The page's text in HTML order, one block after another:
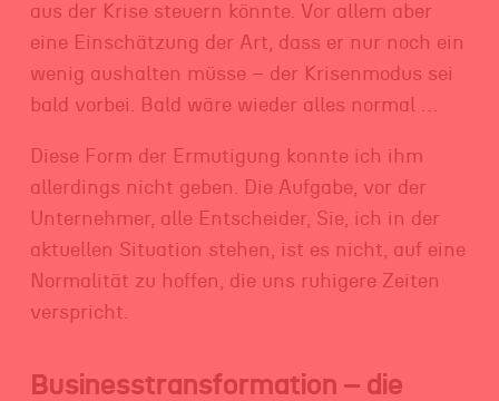
aus der Krise steuern könnte. Vor allem aber
eine Einschätzung der Art, dass er nur noch ein
wenig aushalten müsse – der Krisenmodus sei
bald vorbei. Bald wäre wieder alles normal …
Diese Form der Ermutigung konnte ich ihm
allerdings nicht geben. Die Aufgabe, vor der
Unternehmer, alle Entscheider, Sie, ich in der
aktuellen Situation stehen, ist es nicht, auf eine
Normalität zu hoffen, die uns ruhigere Zeiten
verspricht.
Businesstransformation – die